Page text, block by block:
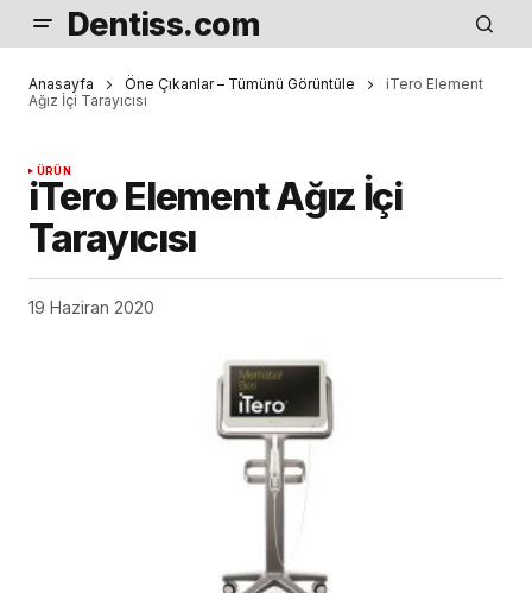
Dentiss.com
Anasayfa Öne Çıkanlar – Tümünü Görüntüle
iTero Element
Ağız İçi Tarayıcısı
ÜRÜN
iTero Element Ağız İçi
Tarayıcısı
19 Haziran 2020